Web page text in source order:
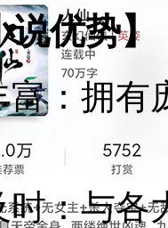
说优势】
富：拥有
时：与各